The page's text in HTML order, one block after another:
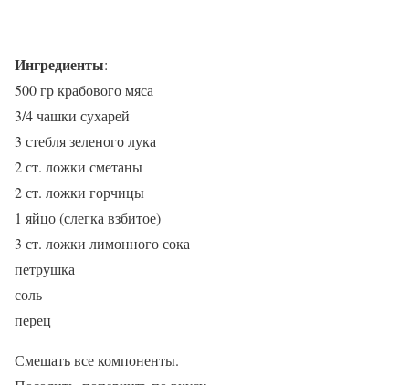
Ингредиенты:
500 гр крабового мяса
3/4 чашки сухарей
3 стебля зеленого лука
2 ст. ложки сметаны
2 ст. ложки горчицы
1 яйцо (слегка взбитое)
3 ст. ложки лимонного сока
петрушка
соль
перец
Смешать все компоненты.